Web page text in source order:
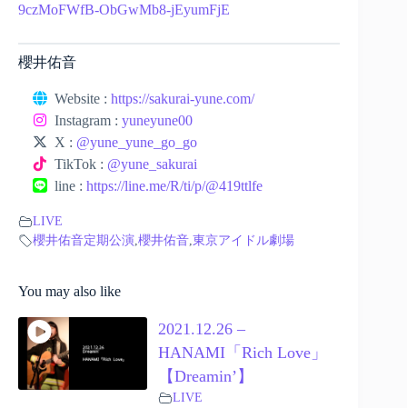
9czMoFWfB-ObGwMb8-jEyumFjE
櫻井佑音
Website : https://sakurai-yune.com/
Instagram : yuneyune00
X : @yune_yune_go_go
TikTok : @yune_sakurai
line : https://line.me/R/ti/p/@419ttlfe
LIVE
櫻井佑音定期公演 櫻井佑音 東京アイドル劇場
You may also like
2021.12.26 –
HANAMI「Rich Love」
【Dreamin’】
LIVE